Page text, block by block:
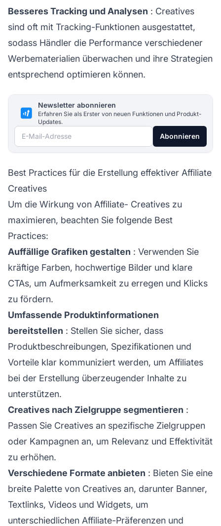
Besseres Tracking und Analysen : Creatives
sind oft mit Tracking-Funktionen ausgestattet,
sodass Händler die Performance verschiedener
Werbematerialien überwachen und ihre Strategien
entsprechend optimieren können.
Newsletter abonnieren
Erfahren Sie als Erster von neuen Funktionen und Produkt-
Updates.
E-Mail-Adresse Abonnieren
Best Practices für die Erstellung effektiver Affiliate
Creatives
Um die Wirkung von Affiliate- Creatives zu
maximieren, beachten Sie folgende Best
Practices:
Auffällige Grafiken gestalten : Verwenden Sie
kräftige Farben, hochwertige Bilder und klare
CTAs, um Aufmerksamkeit zu erregen und Klicks
zu fördern.
Umfassende Produktinformationen
bereitstellen : Stellen Sie sicher, dass
Produktbeschreibungen, Spezifikationen und
Vorteile klar kommuniziert werden, um Affiliates
bei der Erstellung überzeugender Inhalte zu
unterstützen.
Creatives nach Zielgruppe segmentieren :
Passen Sie Creatives an spezifische Zielgruppen
oder Kampagnen an, um Relevanz und Effektivität
zu erhöhen.
Verschiedene Formate anbieten : Bieten Sie eine
breite Palette von Creatives an, darunter Banner,
Textlinks, Videos und Widgets, um
unterschiedlichen Affiliate-Präferenzen und